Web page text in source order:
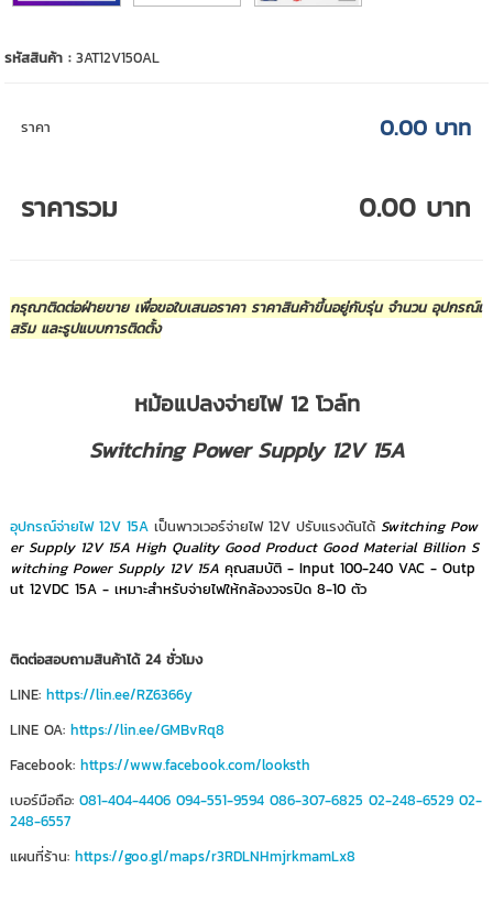
รหัสสินค้า :3AT12V150AL
ราคา 0.00 บาท
ราคารวม 0.00 บาท
กรุณาติดต่อฝ่ายขาย เพื่อขอใบเสนอราคา ราคาสินค้าขึ้นอยู่กับรุ่น จำนวน อุปกรณ์เ
สริม และรูปแบบการติดตั้ง
หม้อแปลงจ่ายไฟ 12 โวล์ท
Switching Power Supply 12V 15A
อุปกรณ์จ่ายไฟ 12V 15A เป็นพาวเวอร์จ่ายไฟ 12V ปรับแรงดันได้ Switching Pow
er Supply 12V 15A High Quality Good Product Good Material Billion S
witching Power Supply 12V 15Aคุณสมบัติ - Input 100-240 VAC - Outp
ut 12VDC 15A - เหมาะสำหรับจ่ายไฟให้กล้องวจรปิด 8-10 ตัว
ติดต่อสอบถามสินค้าได้ 24 ชั่วโมง
LINE: https://lin.ee/RZ6366y
LINE OA: https://lin.ee/GMBvRq8
Facebook: https://www.facebook.com/looksth
เบอร์มือถือ: 081-404-4406 094-551-9594 086-307-6825 02-248-652902-
248-6557
แผนที่ร้าน: https://goo.gl/maps/r3RDLNHmjrkmamLx8